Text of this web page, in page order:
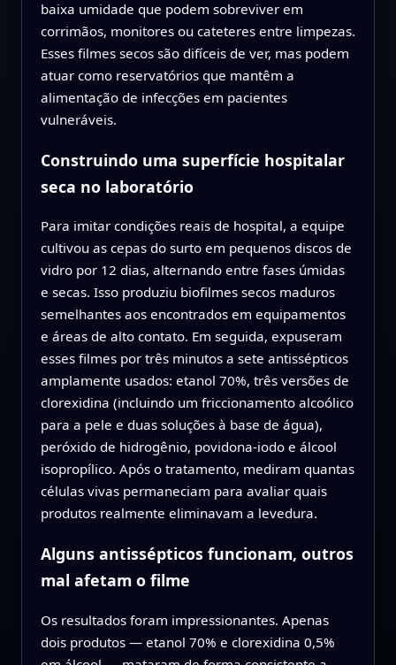
baixa umidade que podem sobreviver em
corrimãos, monitores ou cateteres entre limpezas.
Esses filmes secos são difíceis de ver, mas podem
atuar como reservatórios que mantêm a
alimentação de infecções em pacientes
vulneráveis.
Construindo uma superfície hospitalar
seca no laboratório
Para imitar condições reais de hospital, a equipe
cultivou as cepas do surto em pequenos discos de
vidro por 12 dias, alternando entre fases úmidas
e secas. Isso produziu biofilmes secos maduros
semelhantes aos encontrados em equipamentos
e áreas de alto contato. Em seguida, expuseram
esses filmes por três minutos a sete antissépticos
amplamente usados: etanol 70%, três versões de
clorexidina (incluindo um friccionamento alcoólico
para a pele e duas soluções à base de água),
peróxido de hidrogênio, povidona-iodo e álcool
isopropílico. Após o tratamento, mediram quantas
células vivas permaneciam para avaliar quais
produtos realmente eliminavam a levedura.
Alguns antissépticos funcionam, outros
mal afetam o filme
Os resultados foram impressionantes. Apenas
dois produtos — etanol 70% e clorexidina 0,5%